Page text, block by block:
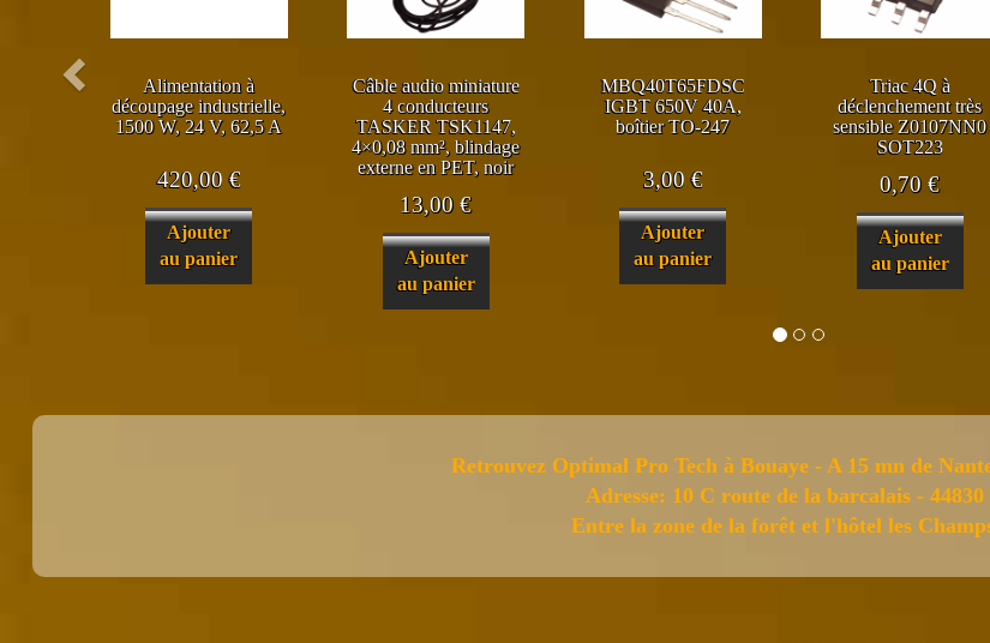
Alimentation à
découpage industrielle,
1500 W, 24 V, 62,5 A
420,00€
Ajouter
au panier
Câble audio miniature
4 conducteurs
TASKER TSK1147,
4×0,08 mm², blindage
externe en PET, noir
13,00€
Ajouter
au panier
MBQ40T65FDSC
IGBT 650V 40A,
boîtier TO-247
3,00€
Ajouter
au panier
Triac 4Q à
déclenchement très
sensible Z0107NN0
SOT223
0,70€
Ajouter
au panier
Retrouvez Optimal Pro Tech à Bouaye - A 15 mn de
Adresse: 10 C route de la barcalais - 44830
Entre la zone de la forêt et l'hôtel les